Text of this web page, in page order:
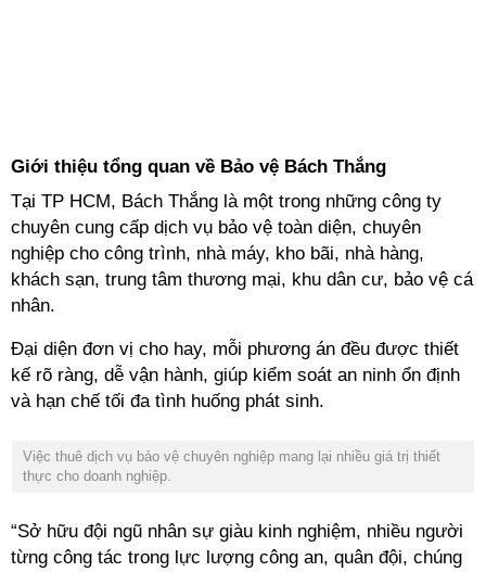
Giới thiệu tổng quan về Bảo vệ Bách Thắng
Tại TP HCM, Bách Thắng là một trong những công ty
chuyên cung cấp dịch vụ bảo vệ toàn diện, chuyên
nghiệp cho công trình, nhà máy, kho bãi, nhà hàng,
khách sạn, trung tâm thương mại, khu dân cư, bảo vệ cá
nhân.
Đại diện đơn vị cho hay, mỗi phương án đều được thiết
kế rõ ràng, dễ vận hành, giúp kiểm soát an ninh ổn định
và hạn chế tối đa tình huống phát sinh.
Việc thuê dịch vụ bảo vệ chuyên nghiệp mang lại nhiều giá trị thiết
thực cho doanh nghiệp.
“Sở hữu đội ngũ nhân sự giàu kinh nghiệm, nhiều người
từng công tác trong lực lượng công an, quân đội, chúng